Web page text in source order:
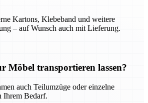
Kartons, Klebeband und weitere
– auf Wunsch auch mit Lieferung.
Möbel transportieren lassen?
auch Teilumzüge oder einzelne
Ihrem Bedarf.